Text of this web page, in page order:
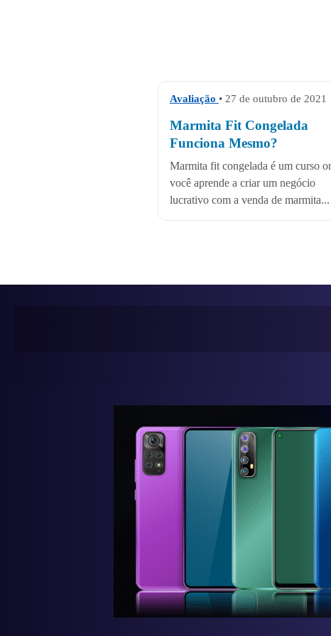
Avaliação • 27 de outubro de 2021
Marmita Fit Congelada
Funciona Mesmo?
Marmita fit congelada é um curso
você aprende a criar um negócio
lucrativo com a venda de marmita...